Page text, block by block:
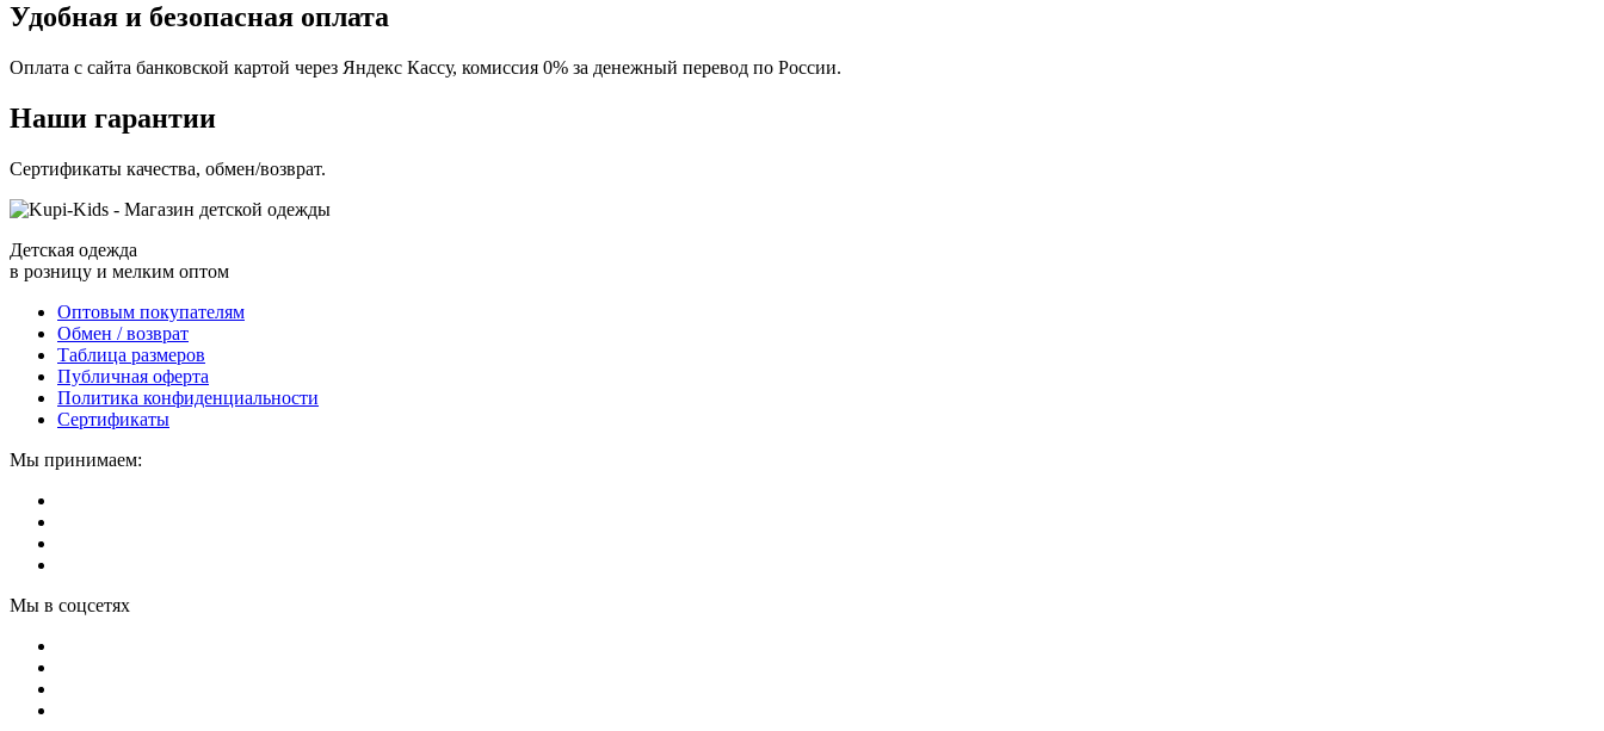
Удобная и безопасная оплата
Оплата с сайта банковской картой через Яндекс Кассу, комиссия 0% за денежный перевод по России.
Наши гарантии
Сертификаты качества, обмен/возврат.
Детская одежда
в розницу и мелким оптом
Оптовым покупателям
Обмен / возврат
Таблица размеров
Публичная оферта
Политика конфиденциальности
Сертификаты
Мы принимаем:
Мы в соцсетях